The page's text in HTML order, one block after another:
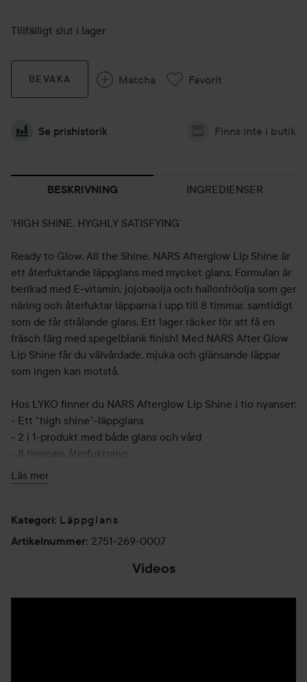
Tillfälligt slut i lager
BEVAKA Matcha Favorit
Se prishistorik Finns inte i butik
BESKRIVNING INGREDIENSER
‘HIGH SHINE. HYGHLY SATISFYING’
Ready to Glow. All the Shine. NARS Afterglow Lip Shine är
ett återfuktande läppglans med mycket glans. Formulan är
berikad med E-vitamin, jojobaolja och hallonfröolja som ger
näring och återfuktar läpparna i upp till 8 timmar, samtidigt
som de får strålande glans. Ett lager räcker för att få en
fräsch färg med spegelblank finish! Med NARS After Glow
Lip Shine får du välvårdade, mjuka och glänsande läppar
som ingen kan motstå.
Hos LYKO finner du NARS Afterglow Lip Shine i tio nyanser:
- Ett “high shine”-läppglans
- 2 i 1-produkt med både glans och vård
- 8 timmars återfuktning
- Innehåller E-vitamin för extra fukt och vård
- Parfym- och alkoholfri formula
‘How to Use’ NARS Afterglow Lip Shine:
Använd applikatorn och applicera ett lager av NARS
glansig look. Vill du skapa en flerdimensionell och extra
matcha flera färgnyanser!
Läs mer
Kategori: Läppglans
Artikelnummer: 2751-269-0007
Videos